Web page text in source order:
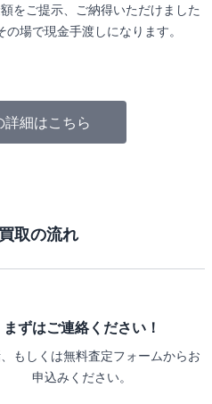
をご提示、ご納得いただけました
の場で現金手渡しになります。
詳細はこちら
取の流れ
まずはご連絡ください！
もしくは無料査定フォームからお
申込みください。